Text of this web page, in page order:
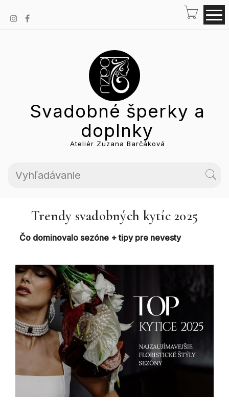
Svadobné šperky a
doplnky
Ateliér Zuzana Barčáková
Trendy svadobných kytíc 2025
Čo dominovalo sezóne + tipy pre nevesty